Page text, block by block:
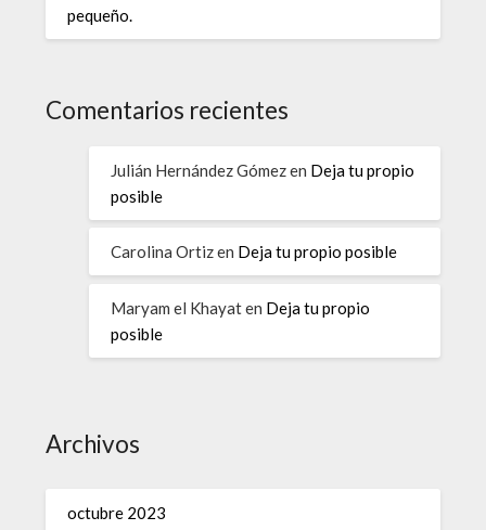
pequeño.
Comentarios recientes
Julián Hernández Gómezen Deja tu propio
posible
Carolina Ortizen Deja tu propio posible
Maryam el Khayaten Deja tu propio
posible
Archivos
octubre 2023